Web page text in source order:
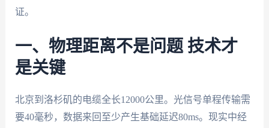
证。
一、物理距离不是问题 技术才
是关键
北京到洛杉矶的电缆全长12000公里。光信号单程传输需
要40毫秒，数据来回至少产生基础延迟80ms。现实中经